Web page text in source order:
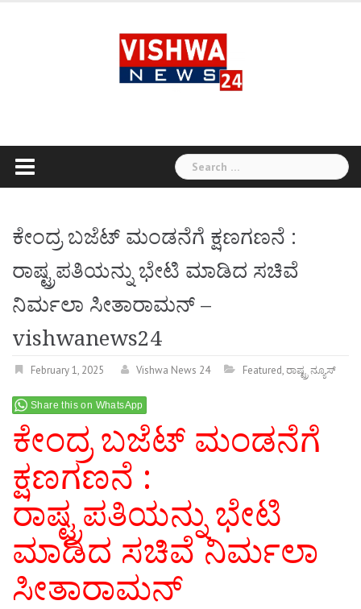
Search
for:
ಕೇಂದ್ರ ಬಜೆಟ್ ಮಂಡನೆಗೆ ಕ್ಷಣಗಣನೆ :
ರಾಷ್ಟ್ರಪತಿಯನ್ನು ಭೇಟಿ ಮಾಡಿದ ಸಚಿವೆ
ನಿರ್ಮಲಾ ಸೀತಾರಾಮನ್ –
vishwanews24
February 1, 2025 Vishwa News 24 Featured,ರಾಷ್ಟ್ರ ನ್ಯೂಸ್
Share this on WhatsApp
ಕೇಂದ್ರ ಬಜೆಟ್ ಮಂಡನೆಗೆ
ಕ್ಷಣಗಣನೆ :
ರಾಷ್ಟ್ರಪತಿಯನ್ನು ಭೇಟಿ
ಮಾಡಿದ ಸಚಿವೆ ನಿರ್ಮಲಾ
ಸೀತಾರಾಮನ್